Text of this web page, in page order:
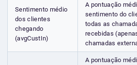
Sentimento médio
dos clientes
chegando
(avgCustIn)
A pontuação
sentimento do
todas as
recebidas
chamadas
A pontuação